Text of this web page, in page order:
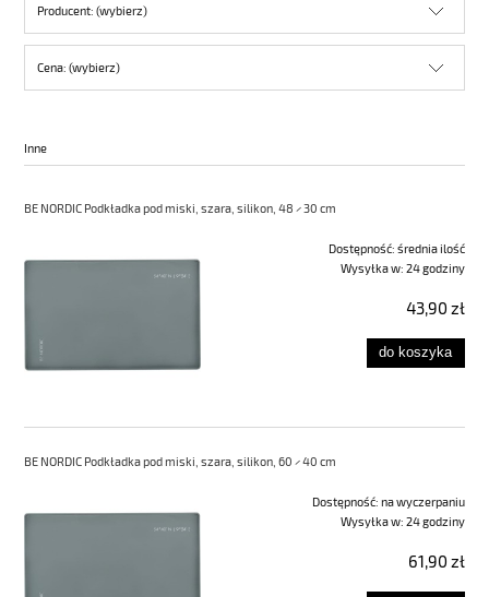
Producent: (wybierz)
Cena: (wybierz)
Inne
BE NORDIC Podkładka pod miski, szara, silikon, 48 × 30 cm
Dostępność: średnia ilość
Wysyłka w: 24 godziny
43,90 zł
do koszyka
BE NORDIC Podkładka pod miski, szara, silikon, 60 × 40 cm
Dostępność: na wyczerpaniu
Wysyłka w: 24 godziny
61,90 zł